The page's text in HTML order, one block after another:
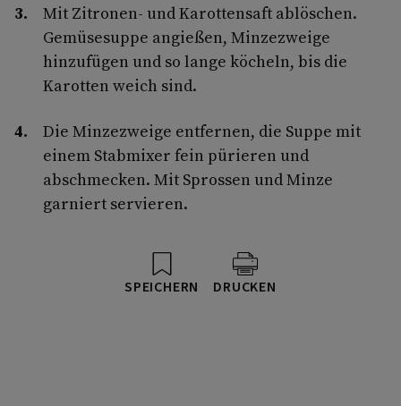
Mit Zitronen- und Karottensaft ablöschen.
Gemüsesuppe angießen, Minzezweige
hinzufügen und so lange köcheln, bis die
Karotten weich sind.
Die Minzezweige entfernen, die Suppe mit
einem Stabmixer fein pürieren und
abschmecken. Mit Sprossen und Minze
garniert servieren.
SPEICHERN DRUCKEN